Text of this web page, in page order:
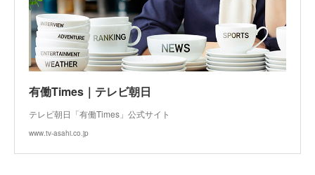
有働Times｜テレビ朝日
テレビ朝日「有働Times」公式サイト
www.tv-asahi.co.jp